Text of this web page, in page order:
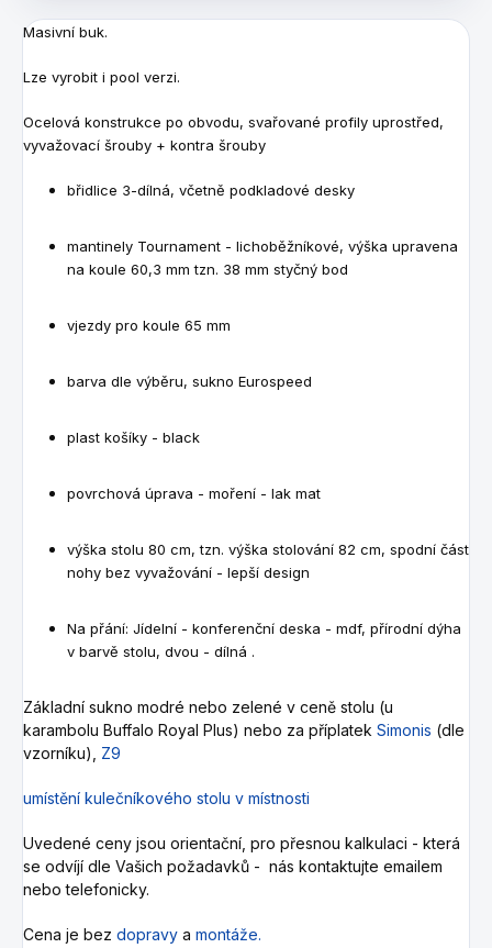
Masivní buk.
Lze vyrobit i pool verzi.
Ocelová konstrukce po obvodu, svařované profily uprostřed,
vyvažovací šrouby + kontra šrouby
břidlice 3-dílná, včetně podkladové desky
mantinely Tournament - lichoběžníkové, výška upravena
na koule 60,3 mm tzn. 38 mm styčný bod
vjezdy pro koule 65 mm
barva dle výběru, sukno Eurospeed
plast košíky - black
povrchová úprava - moření - lak mat
výška stolu 80 cm, tzn. výška stolování 82 cm, spodní část
nohy bez vyvažování - lepší design
Na přání: Jídelní - konferenční deska - mdf, přírodní dýha
v barvě stolu, dvou - dílná .
Základní sukno modré nebo zelené v ceně stolu (u
karambolu Buffalo Royal Plus) nebo za příplatek Simonis (dle
vzorníku), Z9
umístění kulečníkového stolu v místnosti
Uvedené ceny jsou orientační, pro přesnou kalkulaci - která
se odvíjí dle Vašich požadavků - nás kontaktujte emailem
nebo telefonicky.
Cena je bez dopravy a montáže.